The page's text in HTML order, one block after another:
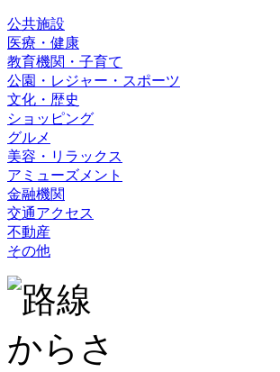
公共施設
医療・健康
教育機関・子育て
公園・レジャー・スポーツ
文化・歴史
ショッピング
グルメ
美容・リラックス
アミューズメント
金融機関
交通アクセス
不動産
その他